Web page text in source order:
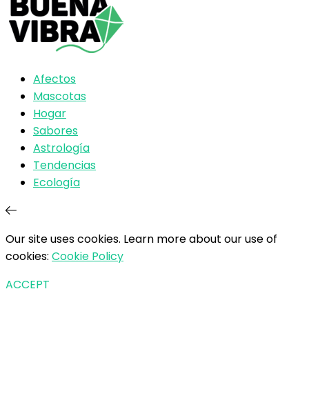
Afectos
Mascotas
Hogar
Sabores
Astrología
Tendencias
Ecología
Our site uses cookies. Learn more about our use of
cookies: Cookie Policy
ACCEPT